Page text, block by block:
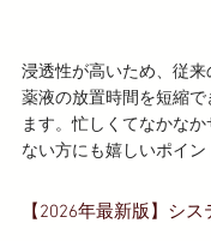
浸透性が高いため、従
薬液の放置時間を短縮で
ます。忙しくてなかな
ない方にも嬉しいポイン
【2026年最新版】シ